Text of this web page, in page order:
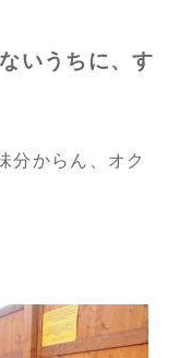
いうちに、す
分からん、オク